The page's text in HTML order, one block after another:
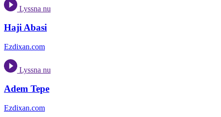
Lyssna nu
Haji Abasi
Ezdixan.com
Lyssna nu
Adem Tepe
Ezdixan.com